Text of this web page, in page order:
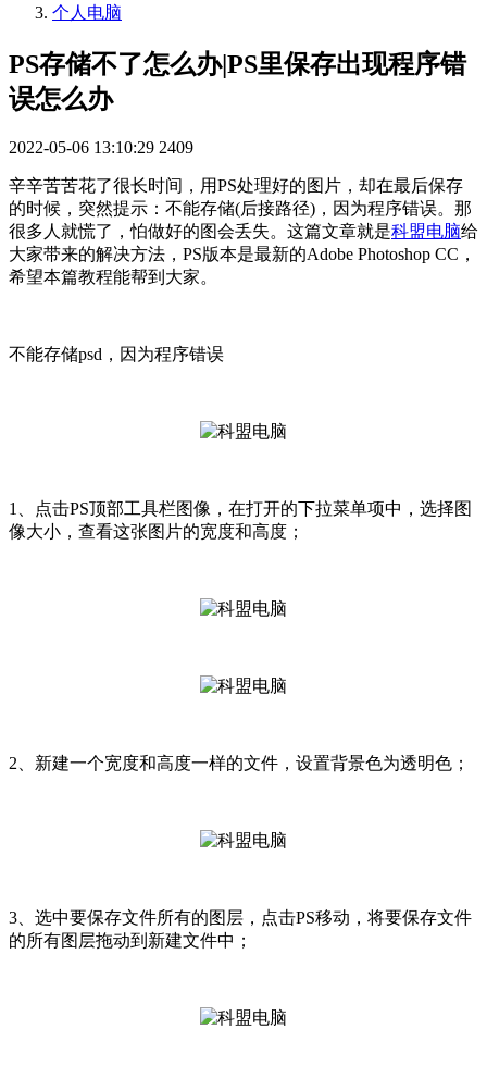
个人电脑
PS存储不了怎么办|PS里保存出现程序错
误怎么办
2022-05-06 13:10:29 2409
辛辛苦苦花了很长时间，用PS处理好的图片，却在最后保存
的时候，突然提示：不能存储(后接路径)，因为程序错误。那
很多人就慌了，怕做好的图会丢失。这篇文章就是科盟电脑给
大家带来的解决方法，PS版本是最新的Adobe Photoshop CC，
希望本篇教程能帮到大家。
不能存储psd，因为程序错误
1、点击PS顶部工具栏图像，在打开的下拉菜单项中，选择图
像大小，查看这张图片的宽度和高度；
2、新建一个宽度和高度一样的文件，设置背景色为透明色；
3、选中要保存文件所有的图层，点击PS移动，将要保存文件
的所有图层拖动到新建文件中；